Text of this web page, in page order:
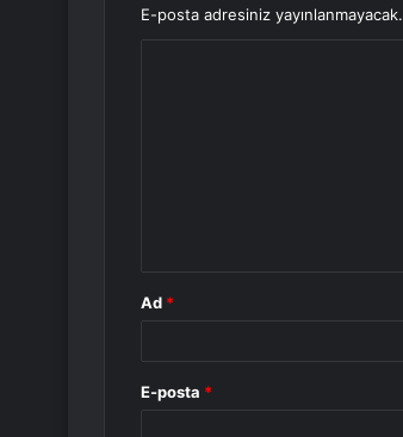
E-posta adresiniz yayınlanmayacak.
Ad *
E-posta *